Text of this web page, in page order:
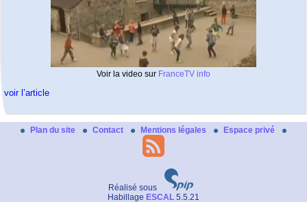
Voir la video sur FranceTV info
voir l’article
Plan du site Contact Mentions légales Espace privé
Réalisé sous
Habillage ESCAL 5.5.21